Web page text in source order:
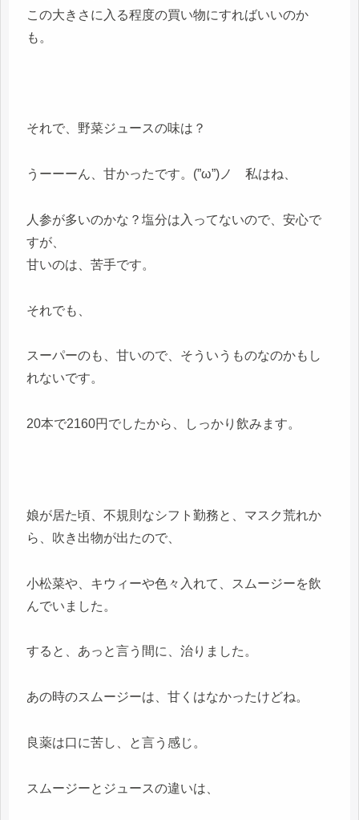
この大きさに入る程度の買い物にすればいいのか
も。
それで、野菜ジュースの味は？
うーーーん、甘かったです。(”ω”)ノ 私はね、
人参が多いのかな？塩分は入ってないので、安心で
すが、
甘いのは、苦手です。
それでも、
スーパーのも、甘いので、そういうものなのかもし
れないです。
20本で2160円でしたから、しっかり飲みます。
娘が居た頃、不規則なシフト勤務と、マスク荒れか
ら、吹き出物が出たので、
小松菜や、キウィーや色々入れて、スムージーを飲
んでいました。
すると、あっと言う間に、治りました。
あの時のスムージーは、甘くはなかったけどね。
良薬は口に苦し、と言う感じ。
スムージーとジュースの違いは、